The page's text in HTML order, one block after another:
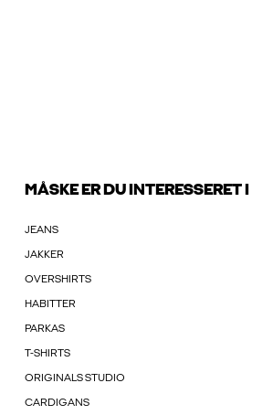
MÅSKE ER DU INTERESSERET I
JEANS
JAKKER
OVERSHIRTS
HABITTER
PARKAS
T-SHIRTS
ORIGINALS STUDIO
CARDIGANS